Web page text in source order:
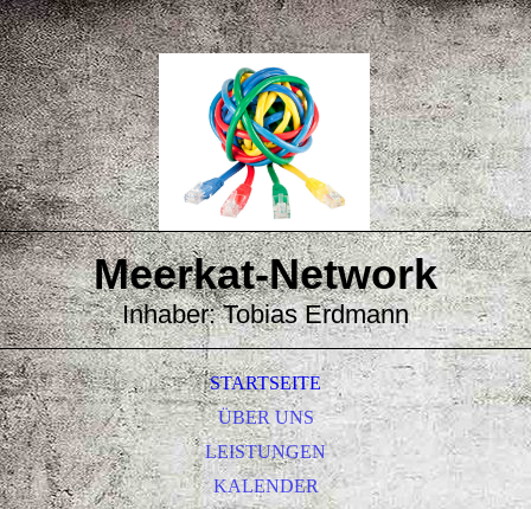
Meerkat-Network
Inhaber: Tobias Erdmann
STARTSEITE
ÜBER UNS
LEISTUNGEN
KALENDER